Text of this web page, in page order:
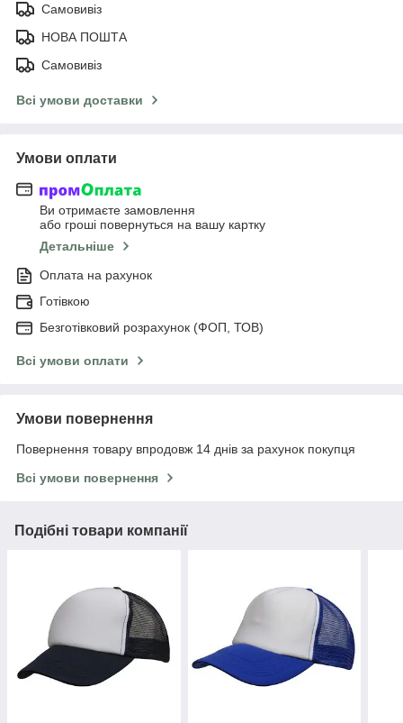
Самовивіз
НОВА ПОШТА
Самовивіз
Всі умови доставки
Умови оплати
Ви отримаєте замовлення
або гроші повернуться на вашу картку
Детальніше
Оплата на рахунок
Готівкою
Безготівковий розрахунок (ФОП, ТОВ)
Всі умови оплати
Умови повернення
Повернення товару впродовж 14 днів за рахунок покупця
Всі умови повернення
Подібні товари компанії